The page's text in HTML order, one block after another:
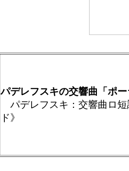
パデレフスキの交響曲「ポ
パデレフスキ：交響曲ロ短
ド》